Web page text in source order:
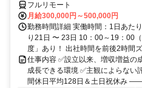
フルリモート
月給300,000円～500,000円
勤務時間詳細 実働時間：1日あた
り21日 〜 23日 10：00～19：00
度」あり！ 出社時間を前後2時間
仕事内容 ✅設立以来、増収増益の
成長できる環境 ✅主観によらない
間休日平均128日＆土日祝